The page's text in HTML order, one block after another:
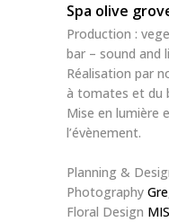
Spa olive
Production :
bar – sound and
Réalisation par
à tomates et du
Mise en lumière
l’évènement.
Planning &
Photography
Floral Design